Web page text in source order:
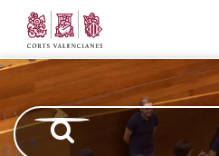
contingut
Corts
Valencianes